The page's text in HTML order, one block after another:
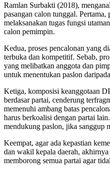
Ramlan Surbakti (2018),
pasangan calon tunggal. Pertama,
melaksanakan tugas fungsi
calon pemimpin.
Kedua, proses pencalonan yang
terbuka dan kompetitif. Sebab,
yang melibatkan anggota dan
untuk menentukan paslon
Ketiga, komposisi keanggotaan
berdasar partai, cenderung
memenuhi ambang batas
harus berkoalisi dengan partai
mendukung paslon, jika sanggup
Keempat, agar ada kepastian
dan wakil kepala daerah,
memborong semua partai agar